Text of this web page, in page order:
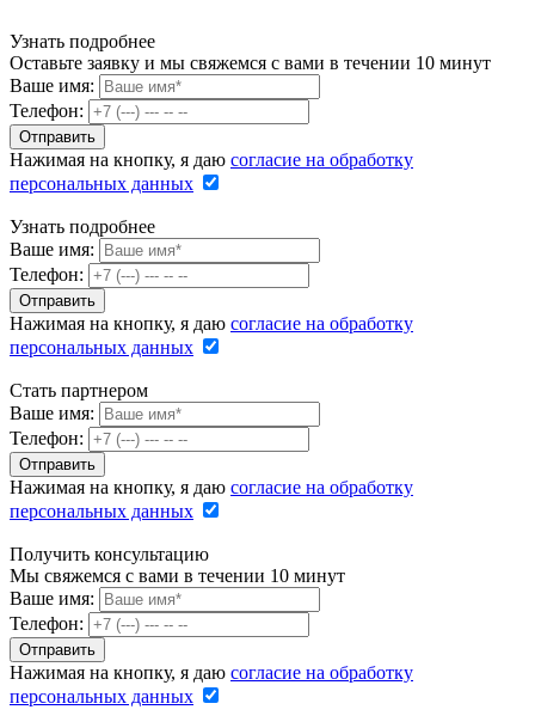
Узнать подробнее
Оставьте заявку и мы свяжемся с вами в течении 10 минут
Ваше имя:
Телефон:
Нажимая на кнопку, я даю согласие на обработку
персональных данных
Узнать подробнее
Ваше имя:
Телефон:
Нажимая на кнопку, я даю согласие на обработку
персональных данных
Стать партнером
Ваше имя:
Телефон:
Нажимая на кнопку, я даю согласие на обработку
персональных данных
Получить консультацию
Мы свяжемся с вами в течении 10 минут
Ваше имя:
Телефон:
Нажимая на кнопку, я даю согласие на обработку
персональных данных